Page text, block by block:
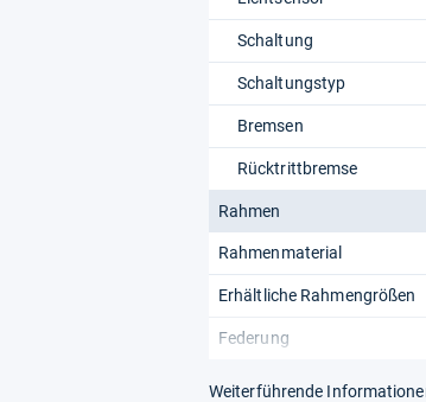
Schaltung
Schaltungstyp
Bremsen
Rücktrittbremse
Rahmen
Rahmenmaterial
Erhältliche Rahmengrößen
Federung
Weiterführende